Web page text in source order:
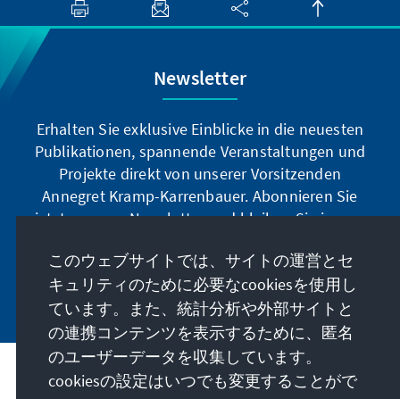
Newsletter
Erhalten Sie exklusive Einblicke in die neuesten
Publikationen, spannende Veranstaltungen und
Projekte direkt von unserer Vorsitzenden
Annegret Kramp-Karrenbauer. Abonnieren Sie
jetzt unseren Newsletter und bleiben Sie immer
Jetzt abonnieren
私たちのミッション
このウェブサイトでは、サイトの運営とセ
キュリティのために必要なcookiesを使用し
ています。また、統計分析や外部サイトと
の連携コンテンツを表示するために、匿名
のユーザーデータを収集しています。
cookiesの設定はいつでも変更することがで